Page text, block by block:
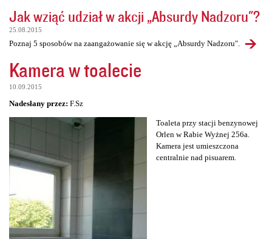
Jak wziąć udział w akcji „Absurdy Nadzoru"?
25.08.2015
Poznaj 5 sposobów na zaangażowanie się w akcję „Absurdy Nadzoru".
Kamera w toalecie
10.09.2015
Nadesłany przez: F.Sz
Toaleta przy stacji benzynowej
Orlen w Rabie Wyżnej 256a.
Kamera jest umieszczona
centralnie nad pisuarem.